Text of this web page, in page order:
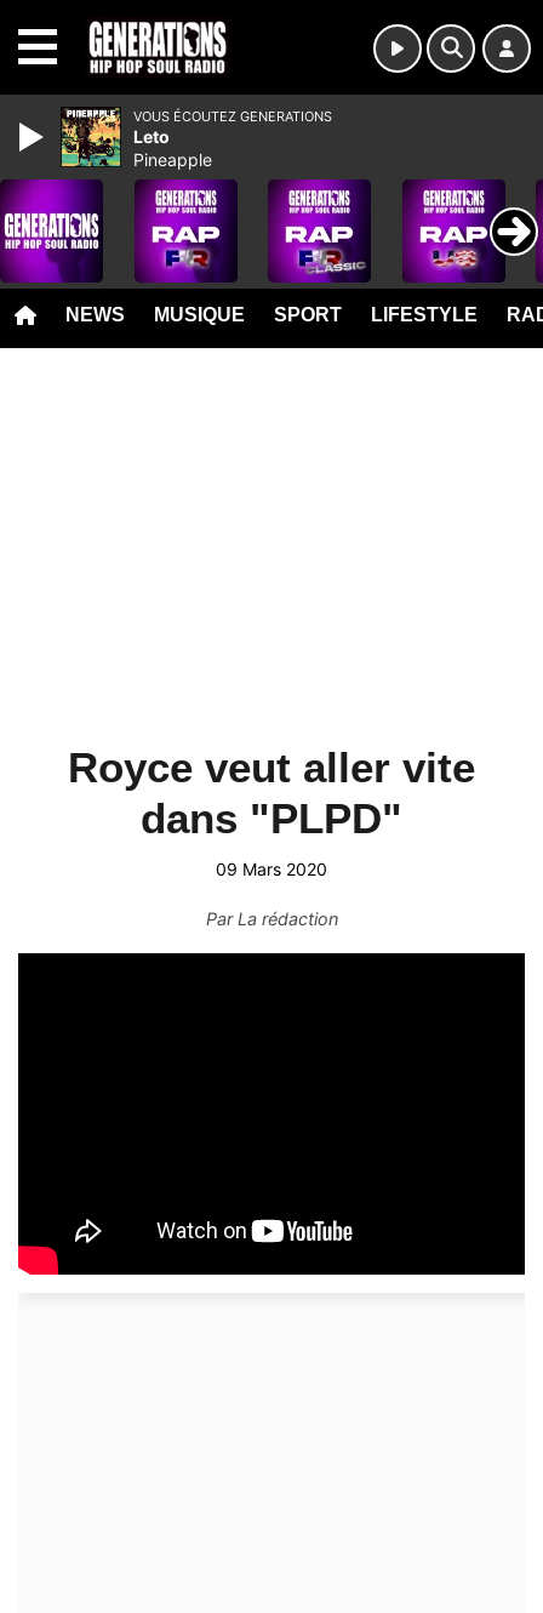
NEWS MUSIQUE SPORT LIFESTYLE
Royce veut aller vite
dans "PLPD"
09 Mars 2020
ParLa rédaction
VOUS ÉCOUTEZ GENERATIONS
Leto
Pineapple